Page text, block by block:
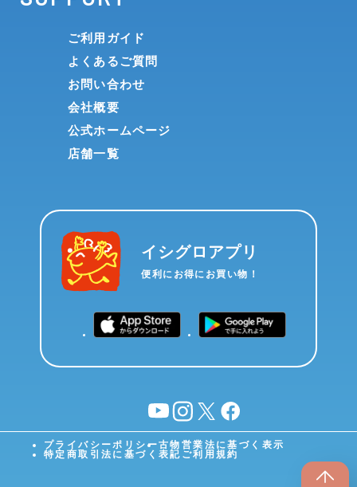
ご利用ガイド
よくあるご質問
お問い合わせ
会社概要
公式ホームページ
店舗一覧
イシグロアプリ
便利にお得にお買い物！
YouTubeinstagram
X facebook
プライバシーポリシー古物営業法に基づく表示
特定商取引法に基づく表記 ご利用規約